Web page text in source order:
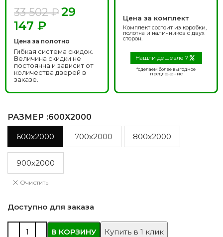
33 502₽29
147 ₽
Цена за полотно
Гибкая система скидок.
Величина скидки не
постоянна и зависит от
количества дверей в
заказе.
Цена за комплект
Комплект состоит из коробки,
полотна и наличников с двух
сторон.
Нашли дешевле ?
*сделаем более выгодное
предложение
РАЗМЕР :600X2000
600x2000 700x2000 800x2000
900x2000
Очистить
Доступно для заказа
В КОРЗИНУ Купить в 1 клик